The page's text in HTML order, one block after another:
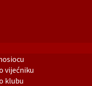
vijećniku
klubu